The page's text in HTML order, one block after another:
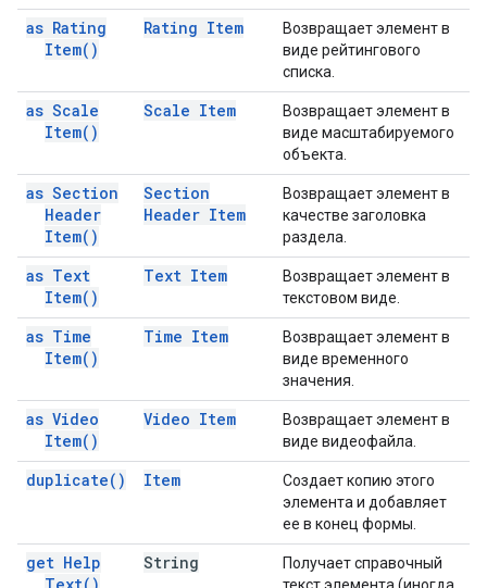
as Rating
Item( )
Rating Item
Возвращает элемент в
виде рейтингового
списка.
as Scale
Item( )
Scale Item
Возвращает элемент в
виде масштабируемого
объекта.
as Section
Header
Item( )
Section
Header Item
Возвращает элемент в
качестве заголовка
раздела.
as Text
Item( )
Text Item
Возвращает элемент в
текстовом виде.
as Time
Item( )
Time Item
Возвращает элемент в
виде временного
значения.
as Video
Item( )
Video Item
Возвращает элемент в
виде видеофайла.
duplicate( ) Item
Создает копию этого
элемента и добавляет
ее в конец формы.
get Help
String
Получает справочный